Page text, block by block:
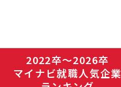
2022卒〜2026卒
マイナビ就職人気企業